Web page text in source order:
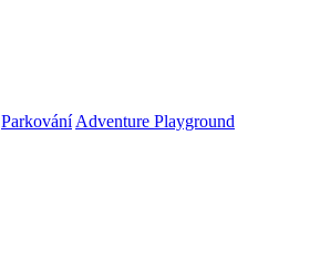
Parkování Adventure Playground